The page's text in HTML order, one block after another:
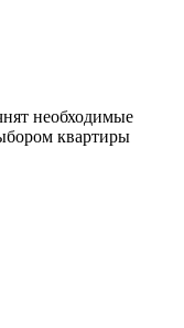
необходимые
квартиры